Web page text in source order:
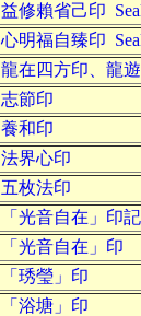
益修賴省己印 Seal
心明福自臻印
龍在四方印、龍
志節印
養和印
法界心印
五枚法印
「光音自在」印記
「光音自在」印
「琇瑩」印
「浴塘」印